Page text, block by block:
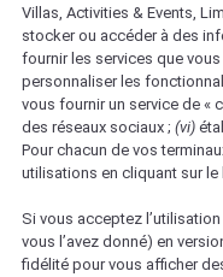
Villas, Activities & Events,
stocker ou accéder à des
fournir les services que
personnaliser les
vous fournir un service de «
des réseaux sociaux ; (vi)
Pour chacun de vos
utilisations en cliquant sur le
Si vous acceptez
vous l’avez donné) en
fidélité pour vous afficher